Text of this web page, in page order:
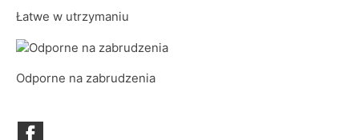
Łatwe w utrzymaniu
Odporne na zabrudzenia